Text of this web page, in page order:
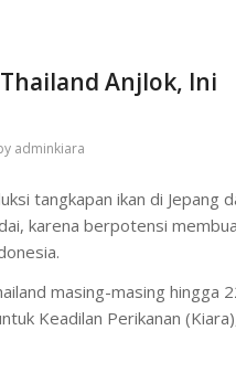
Anjlok, Ini
adminkiara
tangkapan ikan di Jepang
karena berpotensi
masing-masing hingga
Keadilan Perikanan